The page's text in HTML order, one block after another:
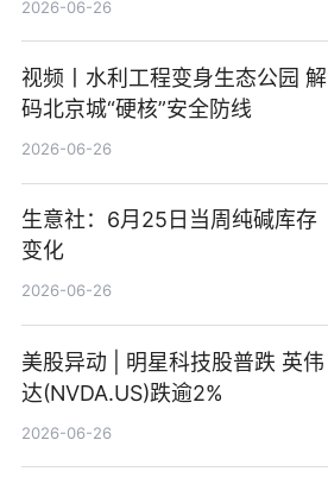
2026-06-26
视频丨水利工程变身生态公园 解
码北京城“硬核”安全防线
2026-06-26
生意社：6月25日当周纯碱库存
变化
2026-06-26
美股异动 | 明星科技股普跌 英伟
达(NVDA.US)跌逾2%
2026-06-26